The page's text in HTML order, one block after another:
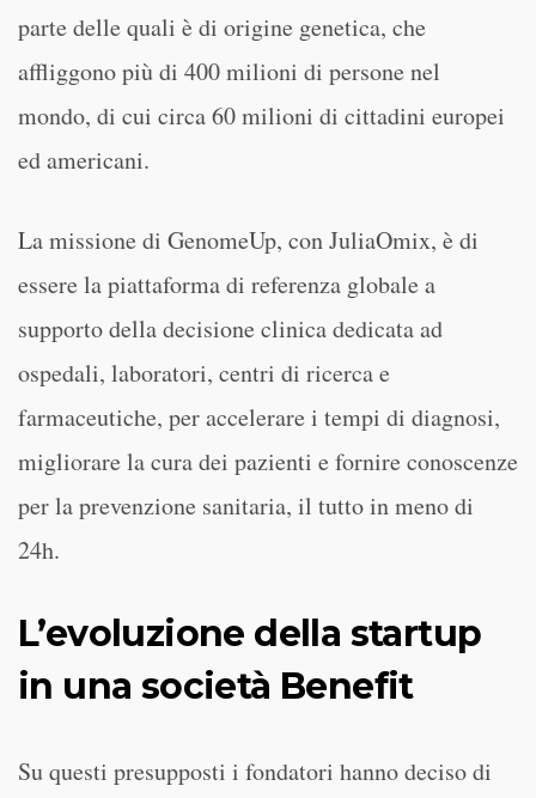
parte delle quali è di origine genetica, che
affliggono più di 400 milioni di persone nel
mondo, di cui circa 60 milioni di cittadini europei
ed americani.
La missione di GenomeUp, con JuliaOmix, è di
essere la piattaforma di referenza globale a
supporto della decisione clinica dedicata ad
ospedali, laboratori, centri di ricerca e
farmaceutiche, per accelerare i tempi di diagnosi,
migliorare la cura dei pazienti e fornire conoscenze
per la prevenzione sanitaria, il tutto in meno di
24h.
L’evoluzione della startup
in una società Benefit
Su questi presupposti i fondatori hanno deciso di